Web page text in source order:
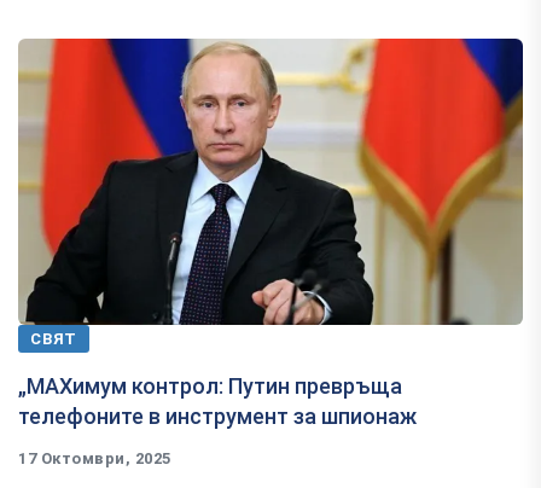
СВЯТ
„MAXимум контрол: Путин превръща
телефоните в инструмент за шпионаж
17 Октомври, 2025